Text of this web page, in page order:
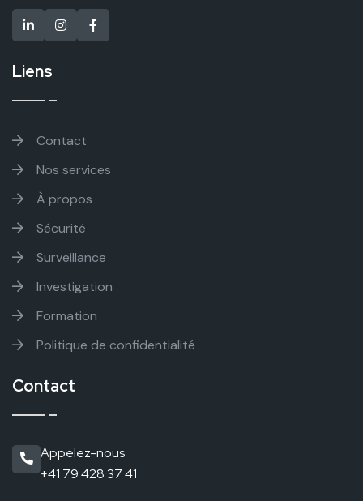
Liens
Contact
Nos services
À propos
Sécurité
Surveillance
Investigation
Formation
Politique de confidentialité
Contact
Appelez-nous
+41 79 428 37 41